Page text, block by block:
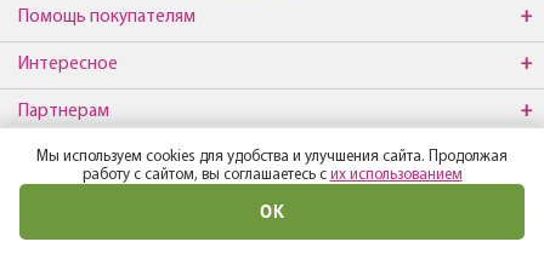
Помощь покупателям
Интересное
Партнерам
О компании
Мы используем cookies для удобства и улучшения сайта. Продолжая
работу с сайтом, вы соглашаетесь с их использованием
ОК